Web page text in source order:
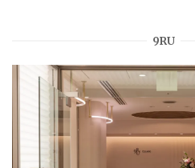
9RU